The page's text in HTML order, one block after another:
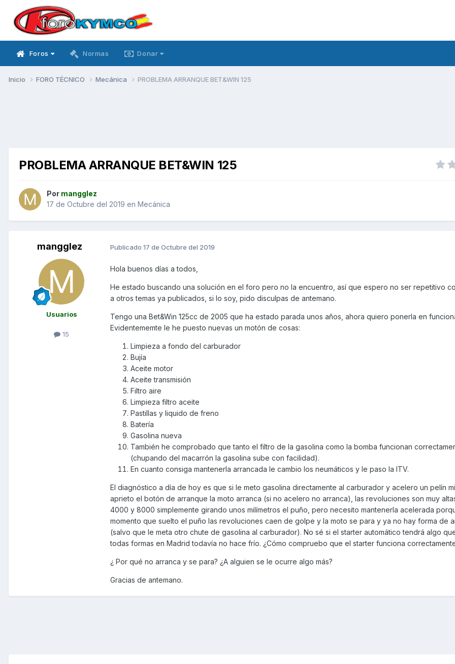
Foros Normas Donar
Inicio FORO TÉCNICO Mecánica PROBLEMA ARRANQUE BET&WIN 125
PROBLEMA ARRANQUE BET&WIN 125
Por mangglez
17 de Octubre del 2019 en Mecánica
mangglez
Usuarios
15
Publicado 17 de Octubre del 2019
Hola buenos días a todos,
He estado buscando una solución en el foro pero no la encuentro, así que espero no ser repetitivo
a otros temas ya publicados, si lo soy, pido disculpas de antemano.
Tengo una Bet&Win 125cc de 2005 que ha estado parada unos años, ahora quiero ponerla en
Evidentememte le he puesto nuevas un motón de cosas:
Limpieza a fondo del carburador
Bujía
Aceite motor
Aceite transmisión
Filtro aire
Limpieza filtro aceite
Pastillas y liquido de freno
Batería
Gasolina nueva
También he comprobado que tanto el filtro de la gasolina como la bomba funcionan
(chupando del macarrón la gasolina sube con facilidad).
En cuanto consiga mantenerla arrancada le cambio los neumáticos y le paso la ITV.
El diagnóstico a día de hoy es que si le meto gasolina directamente al carburador y acelero un pelín
aprieto el botón de arranque la moto arranca (si no acelero no arranca), las revoluciones son muy
4000 y 8000 simplemente girando unos milímetros el puño, pero necesito mantenerla acelerada
momento que suelto el puño las revoluciones caen de golpe y la moto se para y ya no hay forma de
(salvo que le meta otro chute de gasolina al carburador). No sé si el starter automático tendrá algo
todas formas en Madrid todavía no hace frío. ¿Cómo compruebo que el starter funciona
¿ Por qué no arranca y se para? ¿A alguien se le ocurre algo más?
Gracias de antemano.